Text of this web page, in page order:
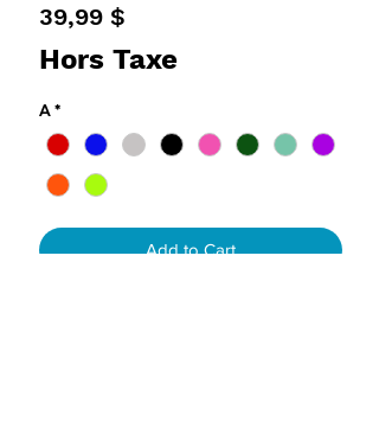
39,99 $
Hors Taxe
A *
Add to Cart